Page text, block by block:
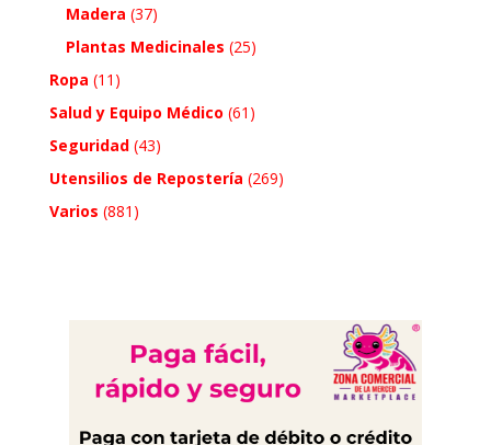
Madera (37)
Plantas Medicinales (25)
Ropa (11)
Salud y Equipo Médico (61)
Seguridad (43)
Utensilios de Repostería (269)
Varios (881)